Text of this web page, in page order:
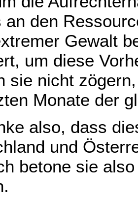
an den
Gewalt
um diese
sie nicht
Monate der
also, dass
und
betone sie